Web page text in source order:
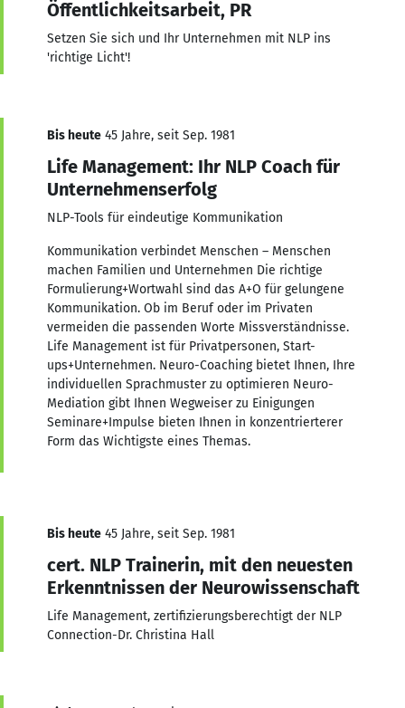
Öffentlichkeitsarbeit, PR
Setzen Sie sich und Ihr Unternehmen mit NLP ins
'richtige Licht'!
Bis heute 45 Jahre, seit Sep. 1981
Life Management: Ihr NLP Coach für
Unternehmenserfolg
NLP-Tools für eindeutige Kommunikation
Kommunikation verbindet Menschen – Menschen
machen Familien und Unternehmen Die richtige
Formulierung+Wortwahl sind das A+O für gelungene
Kommunikation. Ob im Beruf oder im Privaten
vermeiden die passenden Worte Missverständnisse.
Life Management ist für Privatpersonen, Start-
ups+Unternehmen. Neuro-Coaching bietet Ihnen, Ihre
individuellen Sprachmuster zu optimieren Neuro-
Mediation gibt Ihnen Wegweiser zu Einigungen
Seminare+Impulse bieten Ihnen in konzentrierterer
Form das Wichtigste eines Themas.
Bis heute 45 Jahre, seit Sep. 1981
cert. NLP Trainerin, mit den neuesten
Erkenntnissen der Neurowissenschaft
Life Management, zertifizierungsberechtigt der NLP
Connection-Dr. Christina Hall